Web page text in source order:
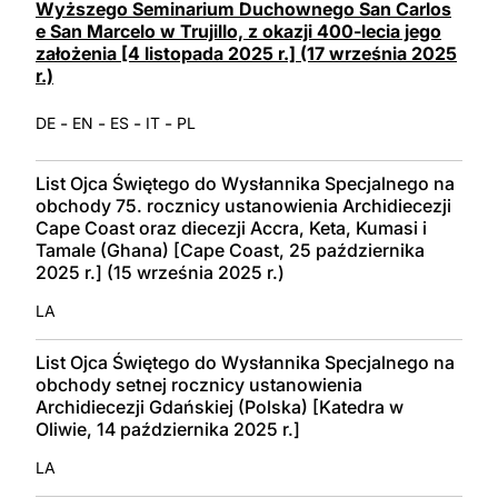
Wyższego Seminarium Duchownego San Carlos
e San Marcelo w Trujillo, z okazji 400-lecia jego
założenia [4 listopada 2025 r.] (17 września 2025
r.)
DE - EN - ES - IT - PL
List Ojca Świętego do Wysłannika Specjalnego na
obchody 75. rocznicy ustanowienia Archidiecezji
Cape Coast oraz diecezji Accra, Keta, Kumasi i
Tamale (Ghana) [Cape Coast, 25 października
2025 r.] (15 września 2025 r.)
LA
List Ojca Świętego do Wysłannika Specjalnego na
obchody setnej rocznicy ustanowienia
Archidiecezji Gdańskiej (Polska) [Katedra w
Oliwie, 14 października 2025 r.]
LA